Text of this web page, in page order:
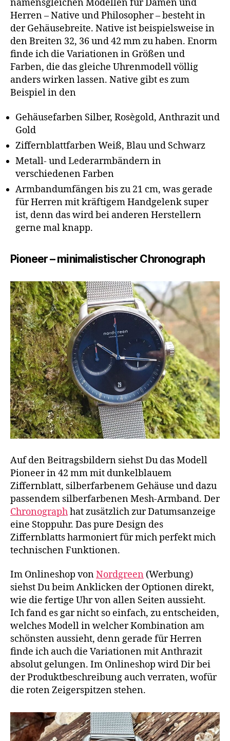
namensgleichen Modellen für Damen und
Herren – Native und Philosopher – besteht in
der Gehäusebreite. Native ist beispielsweise in
den Breiten 32, 36 und 42 mm zu haben. Enorm
finde ich die Variationen in Größen und
Farben, die das gleiche Uhrenmodell völlig
anders wirken lassen. Native gibt es zum
Beispiel in den
Gehäusefarben Silber, Rosègold, Anthrazit und
Gold
Ziffernblattfarben Weiß, Blau und Schwarz
Metall- und Lederarmbändern in
verschiedenen Farben
Armbandumfängen bis zu 21 cm, was gerade
für Herren mit kräftigem Handgelenk super
ist, denn das wird bei anderen Herstellern
gerne mal knapp.
Pioneer – minimalistischer Chronograph
Auf den Beitragsbildern siehst Du das Modell
Pioneer in 42 mm mit dunkelblauem
Ziffernblatt, silberfarbenem Gehäuse und dazu
passendem silberfarbenen Mesh-Armband. Der
Chronographhat zusätzlich zur Datumsanzeige
eine Stoppuhr. Das pure Design des
Ziffernblatts harmoniert für mich perfekt mich
technischen Funktionen.
Im Onlineshop vonNordgreen (Werbung)
siehst Du beim Anklicken der Optionen direkt,
wie die fertige Uhr von allen Seiten aussieht.
Ich fand es gar nicht so einfach, zu entscheiden,
welches Modell in welcher Kombination am
schönsten aussieht, denn gerade für Herren
finde ich auch die Variationen mit Anthrazit
absolut gelungen. Im Onlineshop wird Dir bei
der Produktbeschreibung auch verraten, wofür
die roten Zeigerspitzen stehen.